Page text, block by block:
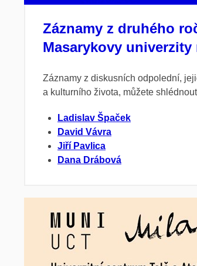
Záznamy z druhého
Masarykovy
Záznamy z diskusních odpolední,
a kulturního života, můžete
Ladislav Špaček
David Vávra
Jiří Pavlica
Dana Drábová